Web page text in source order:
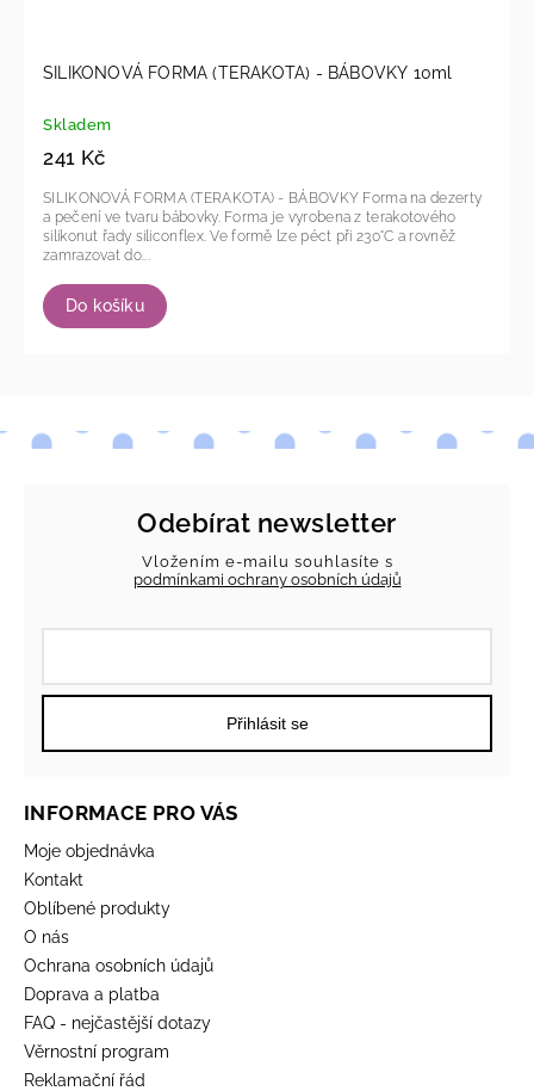
SILIKONOVÁ FORMA (TERAKOTA) - BÁBOVKY 10ml
Skladem
241 Kč
Do košíku
SILIKONOVÁ FORMA (TERAKOTA) - BÁBOVKY Forma na dezerty
a pečení ve tvaru bábovky. Forma je vyrobena z terakotového
silikonut řady siliconflex. Ve formě lze péct při 230°C a rovněž
zamrazovat do...
Odebírat newsletter
Vložením e-mailu souhlasíte s
podmínkami ochrany osobních údajů
Přihlásit se
INFORMACE PRO VÁS
Moje objednávka
Kontakt
Oblíbené produkty
O nás
Ochrana osobních údajů
Doprava a platba
FAQ - nejčastější dotazy
Věrnostní program
Reklamační řád